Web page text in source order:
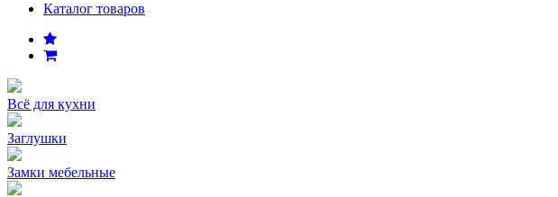
Каталог товаров
Всё для кухни
Заглушки
Замки мебельные